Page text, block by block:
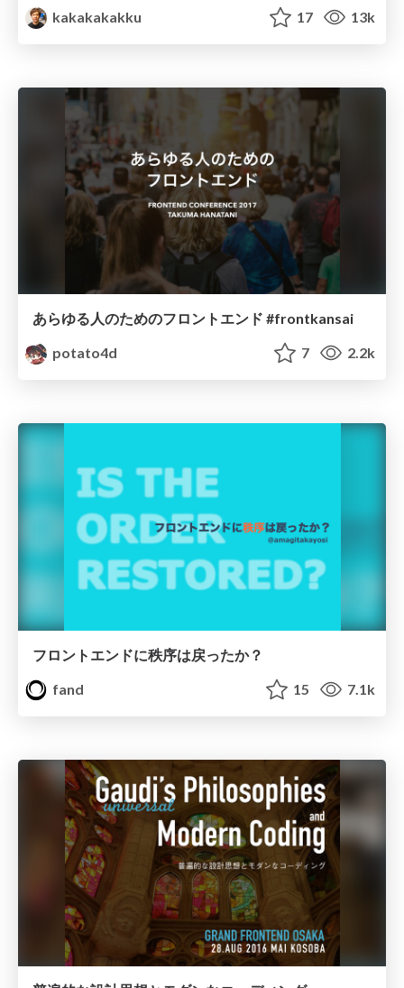
kakakakakku 17 13k
あらゆる人のためのフロントエンド #frontkansai
potato4d
7 2.2k
フロントエンドに秩序は戻ったか？
fand
15 7.1k